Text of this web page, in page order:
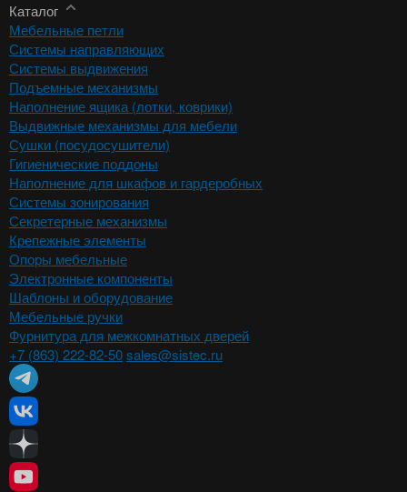
Каталог
Мебельные петли
Системы направляющих
Системы выдвижения
Подъемные механизмы
Наполнение ящика (лотки, коврики)
Выдвижные механизмы для мебели
Сушки (посудосушители)
Гигиенические поддоны
Наполнение для шкафов и гардеробных
Системы зонирования
Секретерные механизмы
Крепежные элементы
Опоры мебельные
Электронные компоненты
Шаблоны и оборудование
Мебельные ручки
Фурнитура для межкомнатных дверей
+7 (863) 222-82-50sales@sistec.ru